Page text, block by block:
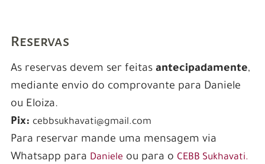
Reservas
As reservas devem ser feitas antecipadamente,
mediante envio do comprovante para Daniele
ou Eloiza.
Pix: cebbsukhavati@gmail.com
Para reservar mande uma mensagem via
Whatsapp para Daniele ou para o CEBB Sukhavati.